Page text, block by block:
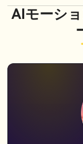
AIモーシ